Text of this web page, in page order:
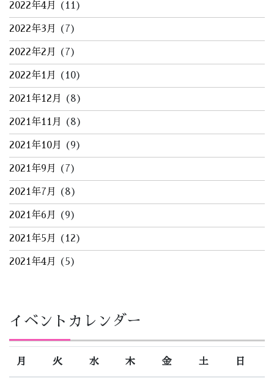
2022年4月 (11)
2022年3月 (7)
2022年2月 (7)
2022年1月 (10)
2021年12月 (8)
2021年11月 (8)
2021年10月 (9)
2021年9月 (7)
2021年7月 (8)
2021年6月 (9)
2021年5月 (12)
2021年4月 (5)
イベントカレンダー
月 火 水 木 金 土 日